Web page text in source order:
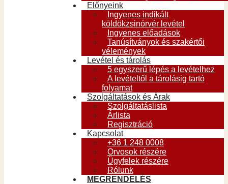
Előnyeink
Ingyenes indikált
köldökzsinórvér levétel
Ingyenes előadások
Tanúsítványok és szakértői
vélemények
Levétel és tárolás
5 egyszerű lépés a levételhez
A levételtől a tárolásig tartó
folyamat
Szolgáltatások és Árak
Szolgáltatáslista
Árlista
Regisztráció
Kapcsolat
+36 1 248 0008
Orvosok részére
Ügyfelek részére
Rólunk
MEGRENDELÉS